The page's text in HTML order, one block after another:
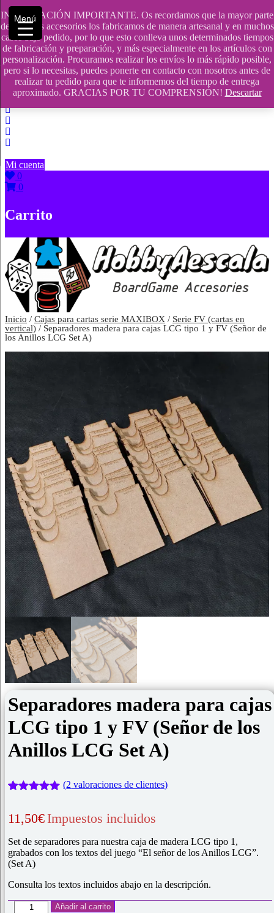
INFORMACIÓN IMPORTANTE. Os recordamos que la mayor parte
de nuestros accesorios los fabricamos de manera artesanal y en muchos
casos bajo pedido, por lo que esto conlleva unos determinados tiempos
de fabricación y preparación, y más especialmente en los artículos con
personalización. Procuramos realizar los envíos lo más rápido posible,
pero si lo necesitas, puedes ponerte en contacto con nosotros antes de
realizar tu pedido para que te informemos del tiempo de entrega
aproximado. GRACIAS POR TU COMPRENSIÓN! Descartar
Saltar
contenido
609241475 SOLO DE 10:00 a 14:00
info@hobbyaescala.com
San Fernando de Henares
10:00 - 14:00
Mi cuenta
0
0
Carrito
Inicio / Cajas para cartas serie MAXIBOX / Serie FV (cartas en
vertical) / Separadores madera para cajas LCG tipo 1 y FV (Señor de
los Anillos LCG Set A)
Separadores madera para cajas
LCG tipo 1 y FV (Señor de los
Anillos LCG Set A)
5 en base
valoraciones
de clientes
(2 valoraciones de clientes)
11,50€ Impuestos incluidos
Set de separadores para nuestra caja de madera LCG tipo 1,
grabados con los textos del juego “El señor de los Anillos LCG”.
(Set A)
Consulta los textos incluidos abajo en la descripción.
SeparadoresAñadir al carrito
Menú